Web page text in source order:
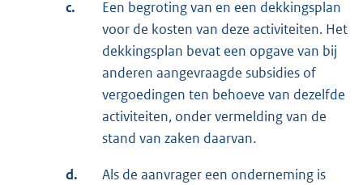
c.
Een begroting van en een dekkingsplan
voor de kosten van deze activiteiten. Het
dekkingsplan bevat een opgave van bij
anderen aangevraagde subsidies of
vergoedingen ten behoeve van dezelfde
activiteiten, onder vermelding van de
stand van zaken daarvan.
d.
Als de aanvrager een onderneming is